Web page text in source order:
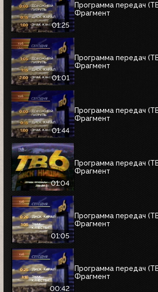
01:25
Программа передач
Фрагмент
01:01
Программа передач
Фрагмент
01:44
Программа передач
Фрагмент
01:04
Программа передач
Фрагмент
01:05
Программа передач
Фрагмент
00:42
Программа передач
Фрагмент